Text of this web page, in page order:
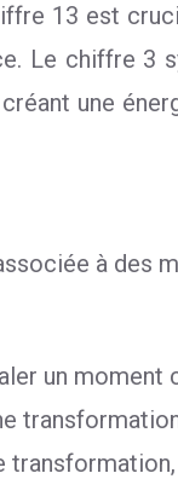
13 est
Le chiffre
une
à des
un